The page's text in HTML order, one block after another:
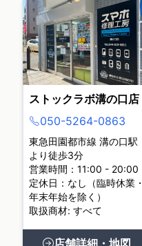
ストックラボ溝の口店
050-5264-0863
東急田園都市線 溝の口駅
より徒歩3分
営業時間：11:00 - 20:00
定休日：なし（臨時休業・
年末年始を除く）
取扱商材: すべて
店舗詳細・地図